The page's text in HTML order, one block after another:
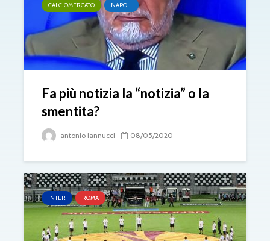
CALCIOMERCATO NAPOLI
Fa più notizia la “notizia” o la
smentita?
antonio iannucci 08/05/2020
INTER ROMA